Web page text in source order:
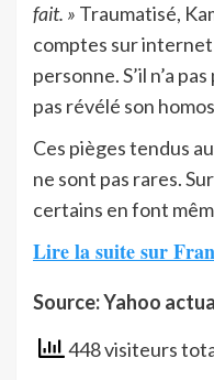
fait. » Traumatisé,
comptes sur
personne. S’il n’a
pas révélé son
Ces pièges tendus
ne sont pas rares.
certains en font
Lire la suite sur
Source: Yahoo
448 visiteurs